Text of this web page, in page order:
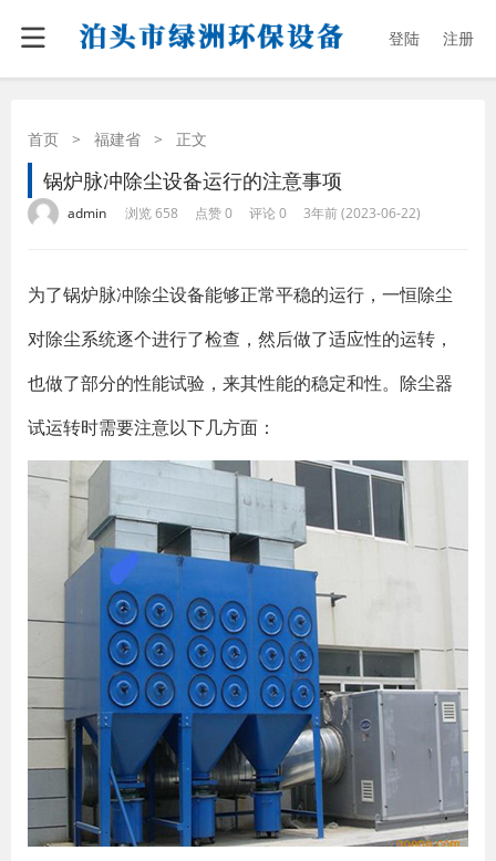
登陆 注册
首页 > 福建省 > 正文
锅炉脉冲除尘设备运行的注意事项
admin 浏览 658 点赞 0 评论 0 3年前 (2023-06-22)
为了锅炉脉冲除尘设备能够正常平稳的运行，一恒除尘
对除尘系统逐个进行了检查，然后做了适应性的运转，
也做了部分的性能试验，来其性能的稳定和性。除尘器
试运转时需要注意以下几方面：